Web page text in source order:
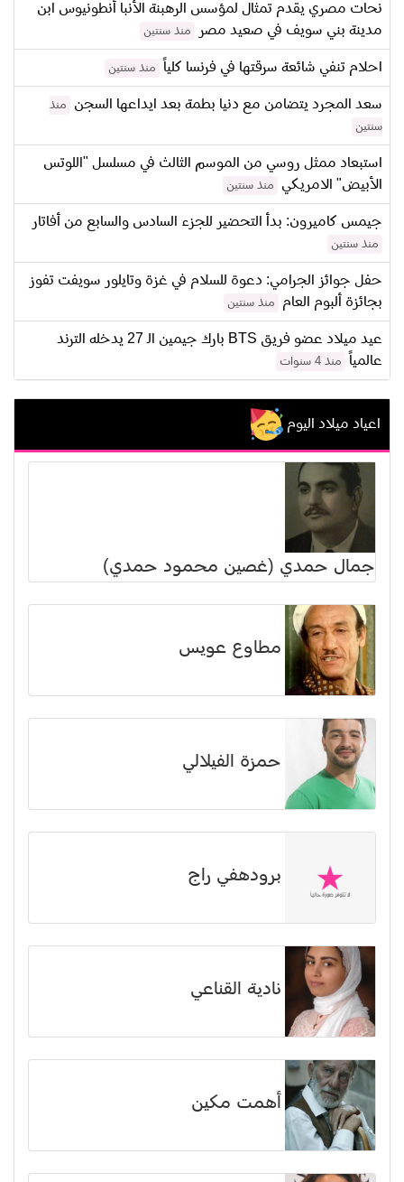
نحات مصري يقدم تمثال لمؤسس الرهبنة الأنبا أنطونيوس ابن
مدينة بني سويف في صعيد مصر
منذ سنتين
احلام تنفي شائعة سرقتها في فرنسا كلياً منذ سنتين
سعد المجرد يتضامن مع دنيا بطمة بعد ايداعها السجن
منذ
سنتين
استبعاد ممثل روسي من الموسم الثالث في مسلسل "اللوتس
الأبيض" الامريكي
منذ سنتين
جيمس كاميرون: بدأ التحضير للجزء السادس والسابع من أفاتار
منذ سنتين
حفل جوائز الجرامي: دعوة للسلام في غزة وتايلور سويفت تفوز
بجائزة ألبوم العام
منذ سنتين
عيد ميلاد عضو فريق BTS بارك جيمين الـ 27 يدخله الترند
عالمياً
منذ 4 سنوات
اعياد ميلاد اليوم
جمال حمدي (غصين محمود حمدي)
مطاوع عويس
حمزة الفيلالي
برودهفي راج
نادية القناعي
أهمت مكين